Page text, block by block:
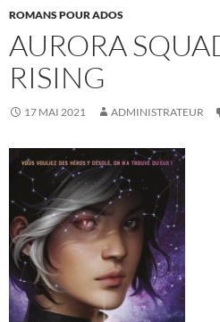
ROMANS POUR ADOS
AURORA
RISING
17 MAI 2021 ADMINISTRATEUR